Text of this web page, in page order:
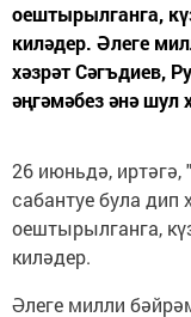
оештырылганга,
киләдер. Әлеге
хәзрәт Сәгъдиев,
әңгәмәбез әнә шул
26 июньдә,
сабантуе була дип
оештырылганга,
киләдер.
Әлеге милли